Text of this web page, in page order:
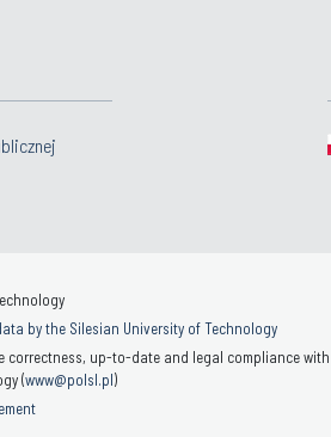
by the Silesian University of Technology
up-to-date and legal compliance
(www@polsl.pl)